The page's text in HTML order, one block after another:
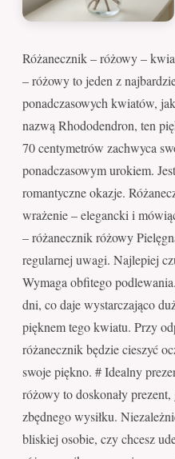
Różanecznik – różowy –
– różowy to jeden z
ponadczasowych kwiatów,
nazwą Rhododendron, ten
70 centymetrów zachwyca
ponadczasowym urokiem.
romantyczne okazje.
wrażenie – elegancki i
– różanecznik różowy
regularnej uwagi. Najlepiej
Wymaga obfitego
dni, co daje wystarczająco
pięknem tego kwiatu. Przy
różanecznik będzie cieszyć
swoje piękno. # Idealny
różowy to doskonały
zbędnego wysiłku.
bliskiej osobie, czy chcesz